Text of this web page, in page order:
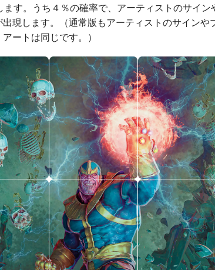
す。うち４％の確率で、アーティストのサイ
現します。（通常版もアーティストのサインや
ートは同じです。）